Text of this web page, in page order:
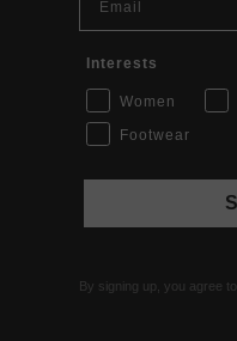
Interests
Women
Footwear
By signing up, you agree